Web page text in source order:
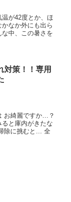
が42度とか、ほ
なか外にも出ら
中、この暑さを
対策！！専用
お綺麗ですか…？
と庫内がきたな
除に挑むと… 全